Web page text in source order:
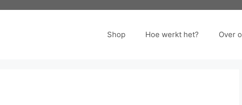
Shop Hoe werkt het? Over